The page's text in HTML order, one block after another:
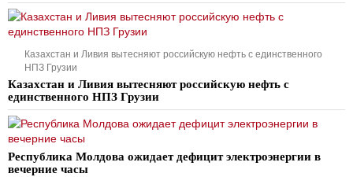
Казахстан и Ливия вытесняют российскую нефть с единственного
НПЗ Грузии
Казахстан и Ливия вытесняют российскую нефть с
единственного НПЗ Грузии
Республика Молдова ожидает дефицит электроэнергии в
вечерние часы